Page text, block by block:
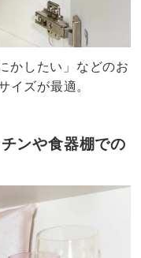
かしたい」などのお
イズが最適。
ンや食器棚での